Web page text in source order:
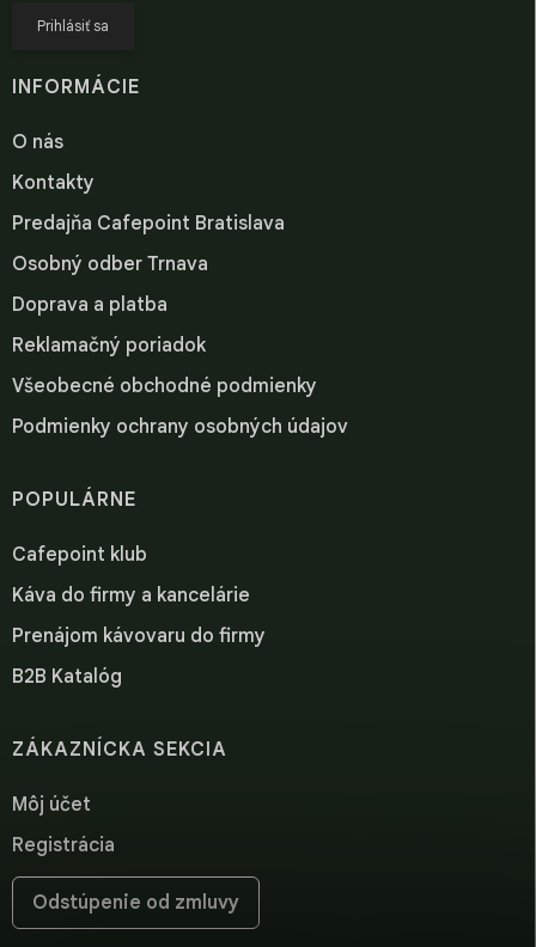
Prihlásiť sa
INFORMÁCIE
O nás
Kontakty
Predajňa Cafepoint Bratislava
Osobný odber Trnava
Doprava a platba
Reklamačný poriadok
Všeobecné obchodné podmienky
Podmienky ochrany osobných údajov
POPULÁRNE
Cafepoint klub
Káva do firmy a kancelárie
Prenájom kávovaru do firmy
B2B Katalóg
ZÁKAZNÍCKA SEKCIA
Môj účet
Registrácia
Odstúpenie od zmluvy